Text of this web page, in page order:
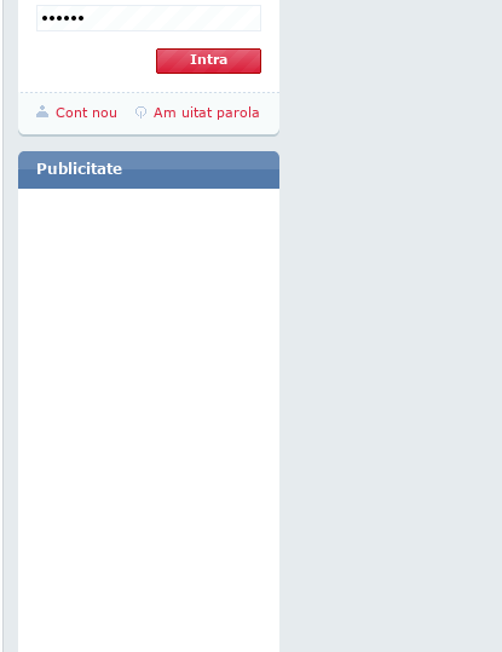
Cont nou Am uitat parola
Publicitate